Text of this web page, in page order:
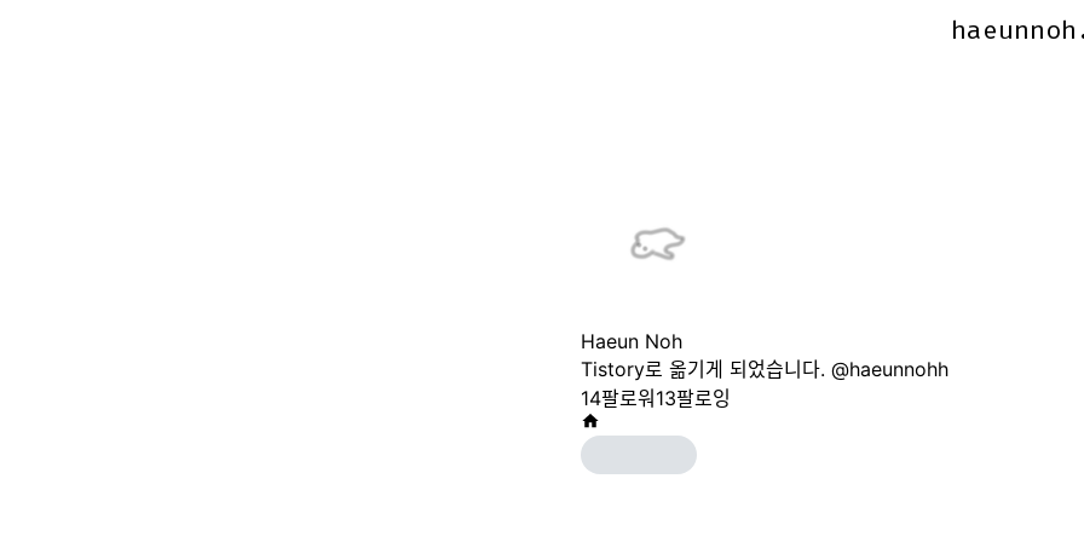
Haeun Noh
Tistory로 옮기게 되었습니다. @haeunnohh
14팔로워 13팔로잉